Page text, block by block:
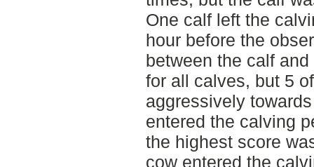
One calf left the
hour before the
between the calf
for all calves, but 5
aggressively
entered the calving
the highest score
cow entered the